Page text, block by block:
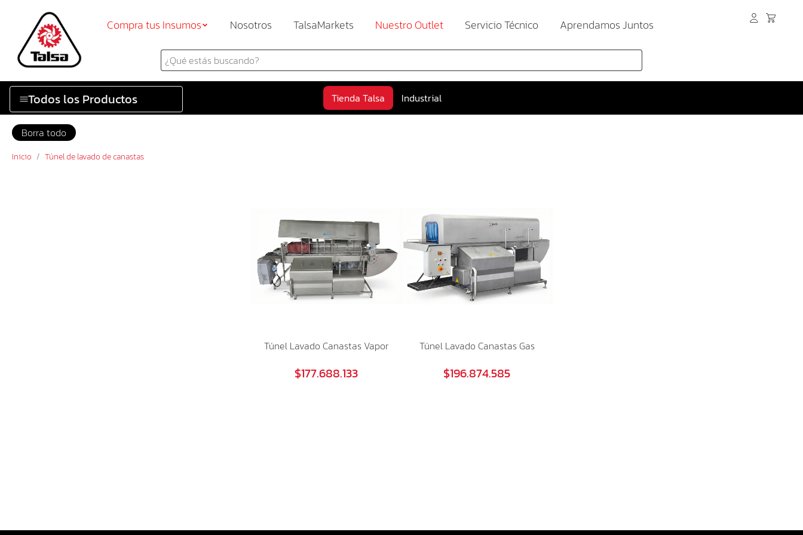
Compra tus Insumos Nosotros TalsaMarkets Nuestro Outlet Servicio Técnico Aprendamos Juntos
Todos los Productos Tienda Talsa Industrial
Borra todo
Inicio / Túnel de lavado de canastas
Túnel Lavado Canastas Vapor
$177.688.133
Túnel Lavado Canastas Gas
$196.874.585